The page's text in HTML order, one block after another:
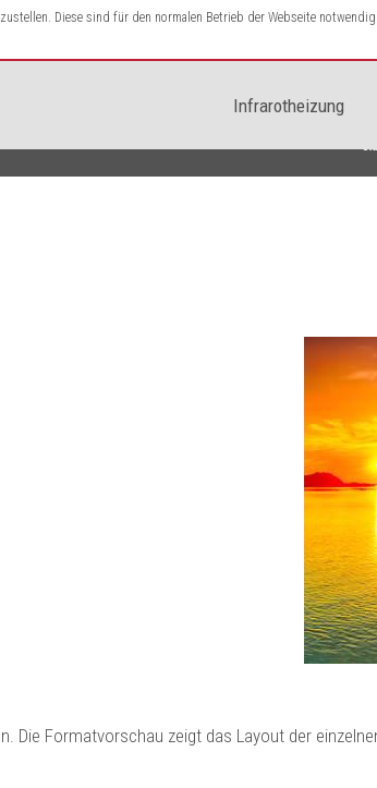
Diese sind für den normalen Betrieb der Webseite
Infrarotheizung
Formatvorschau zeigt das Layout der